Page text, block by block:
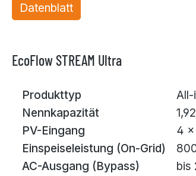
Datenblatt
EcoFlow STREAM Ultra
Produkttyp
All-
Nennkapazität
PV-Eingang
4
Einspeiseleistung (On-Grid)
AC-Ausgang (Bypass)
bis